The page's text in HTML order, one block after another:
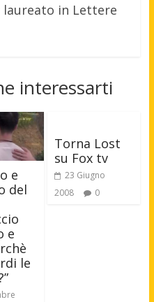
laureato in Lettere
interessarti
e
del
e
le
Torna Lost
su Fox tv
23 Giugno
2008
0